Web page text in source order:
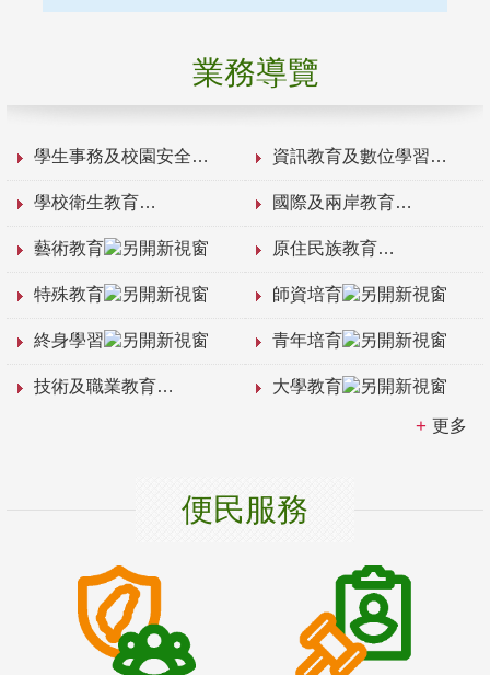
業務導覽
學生事務及校園安全 資訊教育及數位學習
學校衛生教育 國際及兩岸教育
藝術教育 原住民族教育
特殊教育 師資培育
終身學習 青年培育
技術及職業教育 大學教育
更多
便民服務